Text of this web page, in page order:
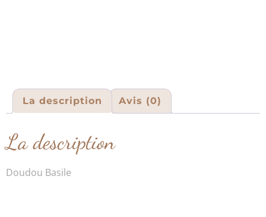
La description Avis (0)
La description
Doudou Basile